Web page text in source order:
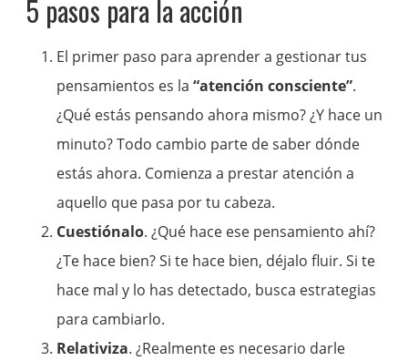
5 pasos para la acción
El primer paso para aprender a gestionar tus
pensamientos es la “atención consciente”.
¿Qué estás pensando ahora mismo? ¿Y hace un
minuto? Todo cambio parte de saber dónde
estás ahora. Comienza a prestar atención a
aquello que pasa por tu cabeza.
Cuestiónalo. ¿Qué hace ese pensamiento ahí?
¿Te hace bien? Si te hace bien, déjalo fluir. Si te
hace mal y lo has detectado, busca estrategias
para cambiarlo.
Relativiza. ¿Realmente es necesario darle